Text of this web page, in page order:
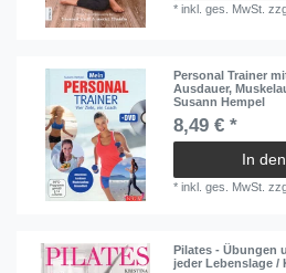
*inkl. ges. MwSt.
Personal Trainer
Ausdauer,
Susann Hempel
8,49 € *
In
*inkl. ges. MwSt.
Pilates - Übungen
jeder Lebenslage /